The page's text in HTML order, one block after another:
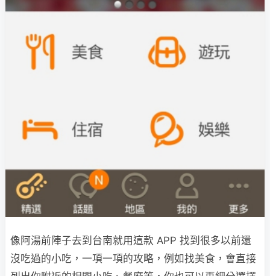
像阿湯前陣子去到台南就用這款 APP 找到很多以前還
沒吃過的小吃，一項一項的攻略，例如找美食，會直接